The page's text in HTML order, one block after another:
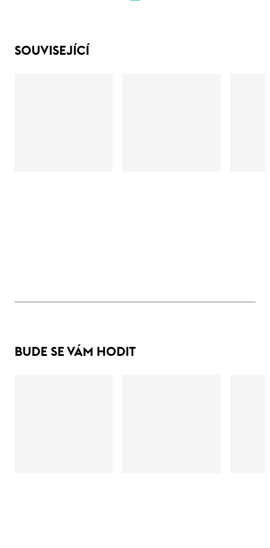
SOUVISEJÍCÍ
BUDE SE VÁM HODIT